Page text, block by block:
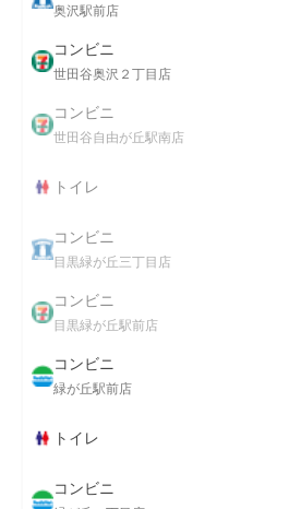
奥沢駅前店
コンビニ
世田谷奥沢２丁目店
コンビニ
世田谷自由が丘駅南店
トイレ
コンビニ
目黒緑が丘三丁目店
コンビニ
目黒緑が丘駅前店
コンビニ
緑が丘駅前店
トイレ
コンビニ